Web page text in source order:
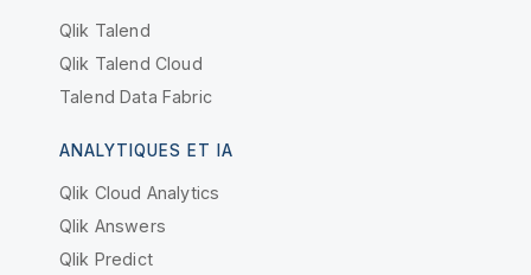
Qlik Talend
Qlik Talend Cloud
Talend Data Fabric
ANALYTIQUES ET IA
Qlik Cloud Analytics
Qlik Answers
Qlik Predict